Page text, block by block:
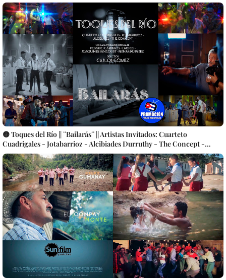
🟡 Toques del Río || ¨Bailarás¨ || Artistas Invitados: Cuarteto
Cuadrigales - Jotabarrioz - Alcibiades Durruthy - The Concept -
Participación especial: Rosario Cárdenas - Choco - Joaquín
Betancourt - Fernando Pérez || Director: Carlos Gómez || Música
cubana || Videoclip || CUBA